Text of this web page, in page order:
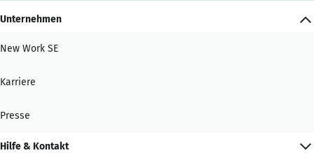
Unternehmen
New Work SE
Karriere
Presse
Hilfe & Kontakt